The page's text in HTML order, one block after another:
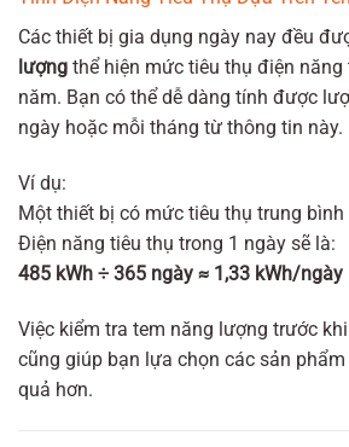
Các thiết bị gia dụng ngày nay đều
lượng thể hiện mức tiêu thụ điện
năm. Bạn có thể dễ dàng tính được
ngày hoặc mỗi tháng từ thông tin này.
Ví dụ:
Một thiết bị có mức tiêu thụ trung
Điện năng tiêu thụ trong 1 ngày sẽ là:
485 kWh ÷ 365 ngày ≈ 1,33 kWh/ngày
Việc kiểm tra tem năng lượng trước
cũng giúp bạn lựa chọn các sản
quả hơn.